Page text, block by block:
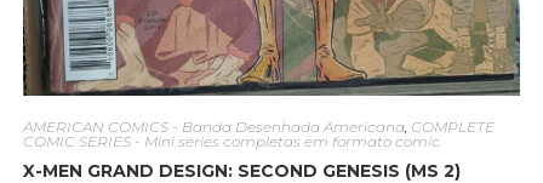
AMERICAN COMICS - Banda Desenhada Americana, COMPLETE
COMIC SERIES - Mini séries completas em formato comic
X-MEN GRAND DESIGN: SECOND GENESIS (MS 2)